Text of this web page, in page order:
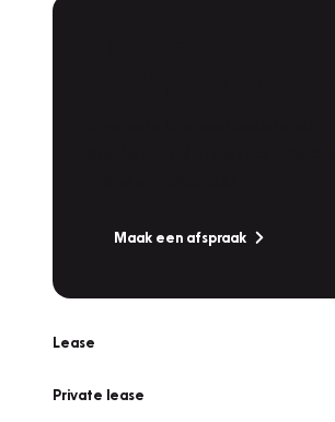
Maak een afspraak
Lease
Private lease